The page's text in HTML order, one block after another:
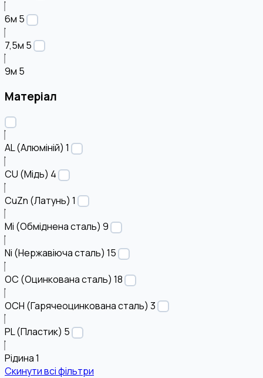
6м 5
7,5м 5
9м 5
Матеріал
AL (Алюміній) 1
CU (Мідь) 4
CuZn (Латунь) 1
Mi (Обміднена сталь) 9
Ni (Нержавіюча сталь) 15
OC (Оцинкована сталь) 18
OCH (Гарячеоцинкована сталь) 3
PL (Пластик) 5
Рідина1
Скинути всі фільтри